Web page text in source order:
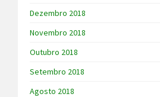
Dezembro 2018
Novembro 2018
Outubro 2018
Setembro 2018
Agosto 2018